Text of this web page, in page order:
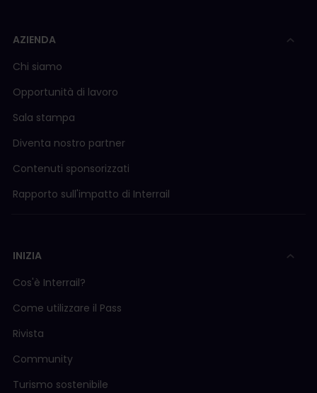
AZIENDA
Chi siamo
Opportunità di lavoro
Sala stampa
Diventa nostro partner
Contenuti sponsorizzati
Rapporto sull'impatto di Interrail
INIZIA
Cos'è Interrail?
Come utilizzare il Pass
Rivista
Community
Turismo sostenibile